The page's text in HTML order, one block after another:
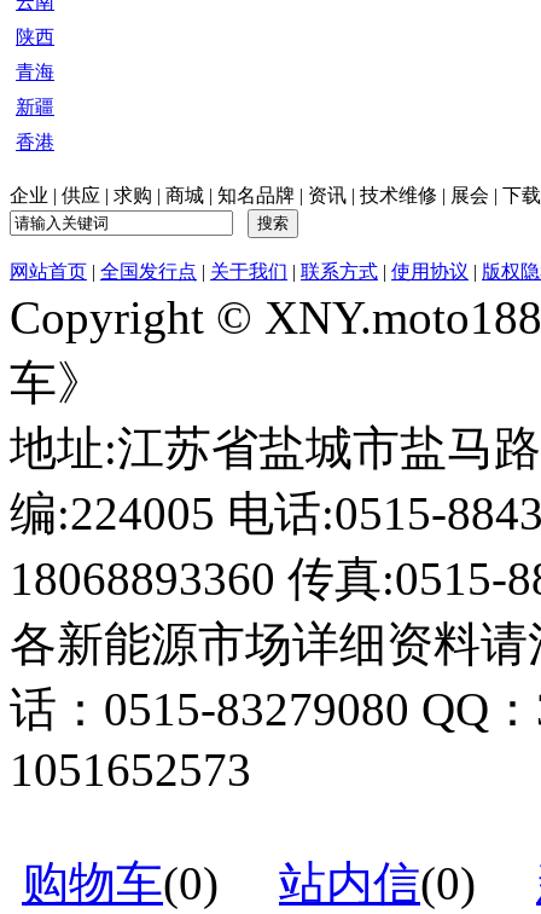
陕西
青海
新疆
香港
企业 | 供应 | 求购 | 商城 | 知名品牌 | 资讯 | 技术维修 | 展会 | 下载
网站首页 | 全国发行点 | 关于我们 | 联系方式 | 使用协议 | 版权
Copyright ©
车》
地址:江苏省盐城市盐马
编:224005 电话:0515-
18068893360 传真:0515-
各新能源市场详细资料
话：0515-83279080 QQ
1051652573
购物车(0) 站内信(0)